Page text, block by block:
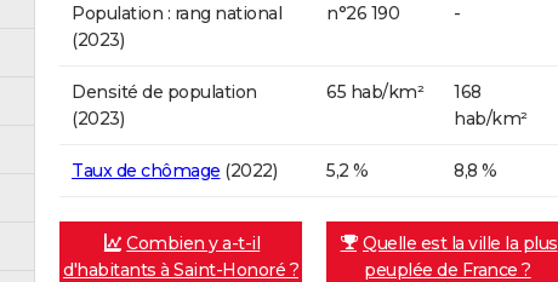
Population : rang national
(2023)
n°26 190 -
Densité de population
(2023)
65 hab/km²
168
hab/km²
Taux de chômage (2022) 5,2 % 8,8 %
Combien y a-t-il
d'habitants à Saint-Honoré ?
Quelle est la ville la plus
peuplée de France ?